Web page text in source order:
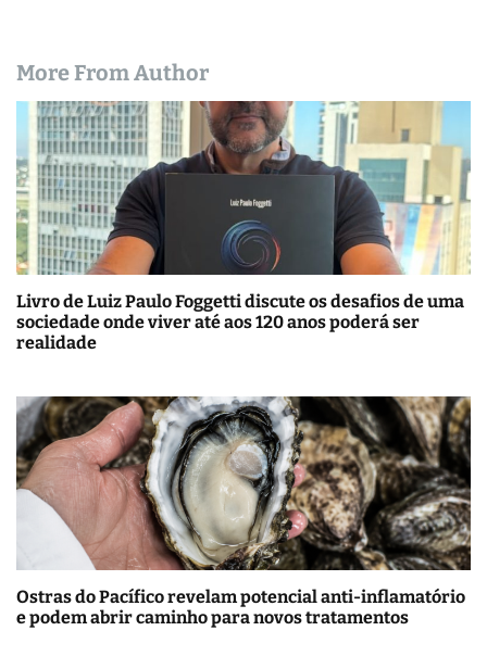
More From Author
Livro de Luiz Paulo Foggetti discute os desafios de uma
sociedade onde viver até aos 120 anos poderá ser
realidade
Ostras do Pacífico revelam potencial anti-inflamatório
e podem abrir caminho para novos tratamentos